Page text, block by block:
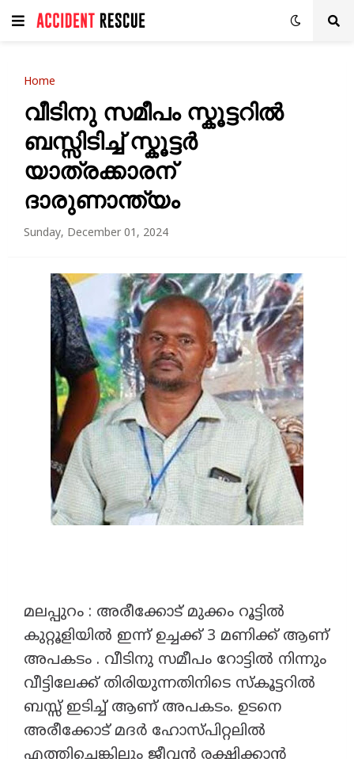
Home
വീടിനു സമീപം സ്കൂട്ടറിൽ
ബസ്സിടിച്ച് സ്കൂട്ടർ
യാത്രക്കാരന്
ദാരുണാന്ത്യം
Sunday, December 01, 2024
മലപ്പുറം : അരീക്കോട് മുക്കം റൂട്ടിൽ
കുറ്റൂളിയിൽ ഇന്ന് ഉച്ചക്ക് 3 മണിക്ക് ആണ്
അപകടം . വീടിനു സമീപം റോട്ടിൽ നിന്നും
വീട്ടിലേക്ക് തിരിയുന്നതിനിടെ സ്കൂട്ടറിൽ
ബസ്സ്‌ ഇടിച്ച് ആണ് അപകടം. ഉടനെ
അരീക്കോട് മദർ ഹോസ്പിറ്റലിൽ